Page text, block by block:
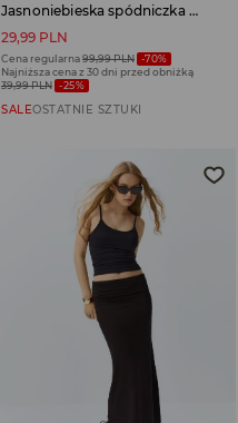
Jasnoniebieska spódniczka mini z wszytymi szortami i paskiem
29,99 PLN
Cena regularna99,99 PLN -70%
Najniższa cena z 30 dni przed obniżką
39,99 PLN -25%
SALEOSTATNIE SZTUKI